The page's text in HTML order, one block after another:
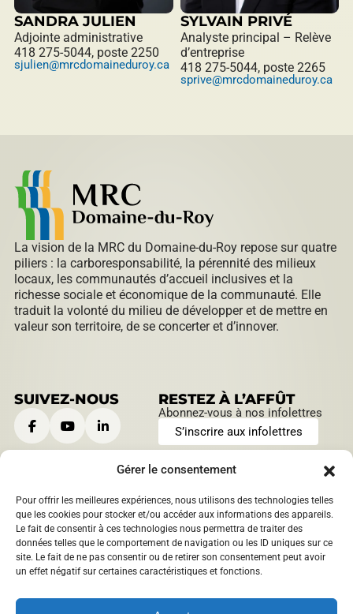
Gérer le consentement
Pour offrir les meilleures expériences, nous utilisons des technologies telles
que les cookies pour stocker et/ou accéder aux informations des appareils.
Le fait de consentir à ces technologies nous permettra de traiter des
données telles que le comportement de navigation ou les ID uniques sur ce
site. Le fait de ne pas consentir ou de retirer son consentement peut avoir
un effet négatif sur certaines caractéristiques et fonctions.
SANDRA JULIEN
Adjointe administrative
418 275-5044, poste 2250
sjulien@mrcdomaineduroy.ca
SYLVAIN PRIVÉ
Analyste principal – Relève
d’entreprise
418 275-5044, poste 2265
sprive@mrcdomaineduroy.ca
La vision de la MRC du Domaine-du-Roy repose sur quatre
piliers : la carboresponsabilité, la pérennité des milieux
locaux, les communautés d’accueil inclusives et la
richesse sociale et économique de la communauté. Elle
traduit la volonté du milieu de développer et de mettre en
valeur son territoire, de se concerter et d’innover.
SUIVEZ-NOUS RESTEZ À L’AFFÛT
Abonnez-vous à nos infolettres
S’inscrire aux infolettres
CONTACTEZ-NOUS
901, boulevard Saint-Joseph
Roberval, Québec,Canada
1209 boulevard Sacré-Coeur
Saint-Félicien, Québec,
info@​mrcdomaineduroy.ca
HEURES D’OUVERTURE
Lundi au jeudi:
9 h à 12 h | 13 h à 16 h
Vendredi:
9 h à 12 h